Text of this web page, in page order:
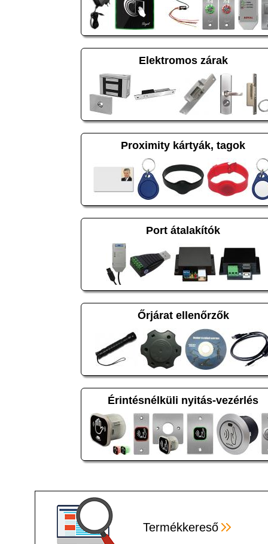
Elektromos zárak
Proximity kártyák, tagok
Port átalakítók
Őrjárat ellenőrzők
Érintésnélküli nyitás-vezérlés
Termékkereső